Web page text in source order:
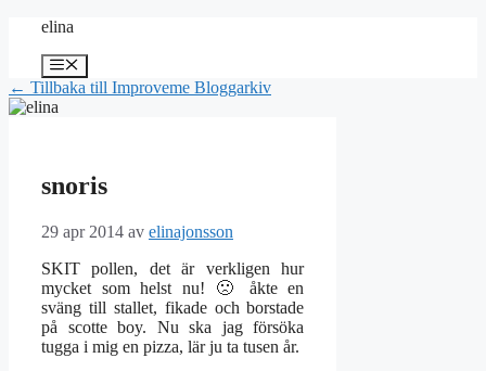
Hoppa
innehåll
elina
Meny
← Tillbaka till Improveme Bloggarkiv
snoris
29 apr 2014 av elinajonsson
SKIT pollen, det är verkligen hur
mycket som helst nu! 🙁 åkte en
sväng till stallet, fikade och borstade
på scotte boy. Nu ska jag försöka
tugga i mig en pizza, lär ju ta tusen år.